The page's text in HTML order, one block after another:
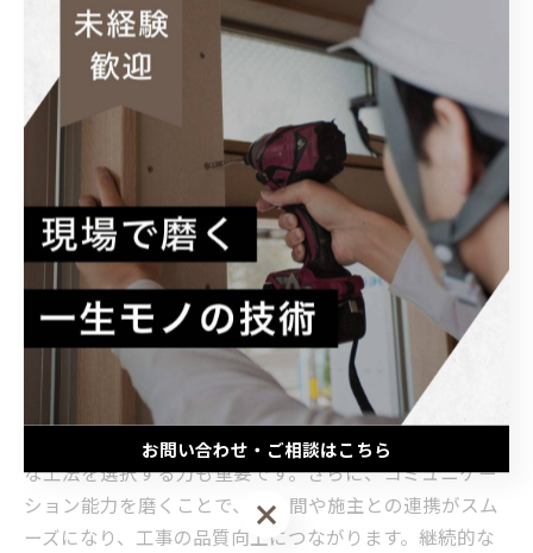
献しています。地域の未来を支える仕事として、やりが
いと成長機会が豊富にあるため、経験者の方には最適な
環境です。
大工としてスキルアップするために押さえたい
ポイントと成長の秘訣
千葉県八千代市は住宅地の発展に伴い、大工の需要が増
加しています。経験者として現場で活躍するには、まず
基礎技術の確実な習得が欠かせません。墨付けや木材の
加工、組み立てといった基本作業を丁寧に行うことで、
現場での信頼を築けます。また八千代市特有の住宅ニー
ズに応えるため、地域の気候や土地条件を理解し、適切
な工法を選択する力も重要です。さらに、コミュニケー
ション能力を磨くことで、職人間や施主との連携がスム
ーズになり、工事の品質向上につながります。継続的な
お問い合わせ・ご相談はこちら
お問い合わせ・ご相談はこちら